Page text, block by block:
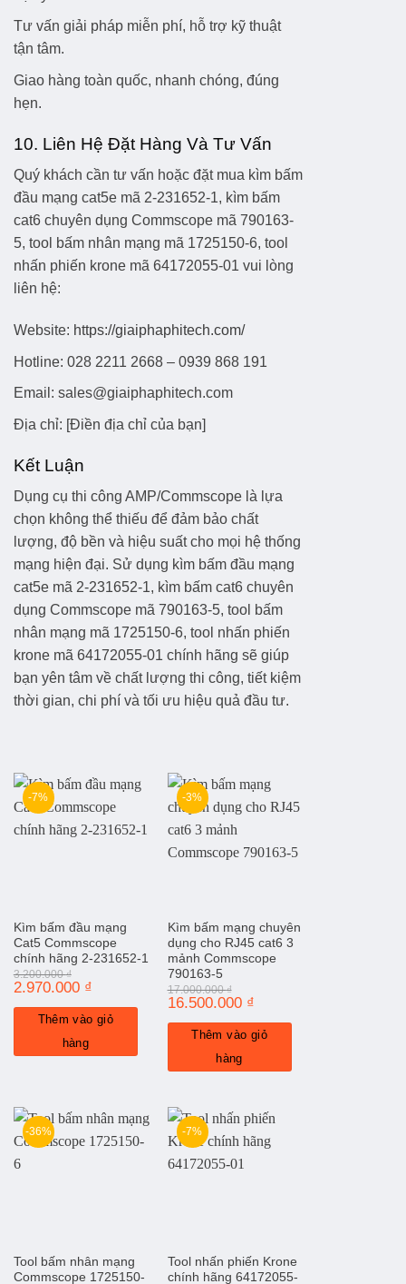
Tư vấn giải pháp miễn phí, hỗ trợ kỹ thuật
tận tâm.
Giao hàng toàn quốc, nhanh chóng, đúng
hẹn.
10. Liên Hệ Đặt Hàng Và Tư Vấn
Quý khách cần tư vấn hoặc đặt mua kìm bấm
đầu mạng cat5e mã 2-231652-1, kìm bấm
cat6 chuyên dụng Commscope mã 790163-
5, tool bấm nhân mạng mã 1725150-6, tool
nhấn phiến krone mã 64172055-01 vui lòng
liên hệ:
Website: https://giaiphaphitech.com/
Hotline: 028 2211 2668 – 0939 868 191
Email: sales@giaiphaphitech.com
Địa chỉ: [Điền địa chỉ của bạn]
Kết Luận
Dụng cụ thi công AMP/Commscope là lựa
chọn không thể thiếu để đảm bảo chất
lượng, độ bền và hiệu suất cho mọi hệ thống
mạng hiện đại. Sử dụng kìm bấm đầu mạng
cat5e mã 2-231652-1, kìm bấm cat6 chuyên
dụng Commscope mã 790163-5, tool bấm
nhân mạng mã 1725150-6, tool nhấn phiến
krone mã 64172055-01 chính hãng sẽ giúp
bạn yên tâm về chất lượng thi công, tiết kiệm
thời gian, chi phí và tối ưu hiệu quả đầu tư.
-7%
Kìm bấm đầu mạng
Cat5 Commscope
chính hãng 2-231652-1
3.200.000₫
Giá
là:
3.200.000 ₫.
2.970.000 ₫
tại
là:
Thêm vào giỏ
hàng
-3%
Kìm bấm mạng chuyên
dụng cho RJ45 cat6 3
mảnh Commscope
790163-5
17.000.000₫
Giá
là:
17.000.000 ₫.
16.500.000 ₫
tại
là:
Thêm vào giỏ
hàng
-36%
Tool bấm nhân mạng
Commscope 1725150-
-7%
Tool nhấn phiến Krone
chính hãng 64172055-